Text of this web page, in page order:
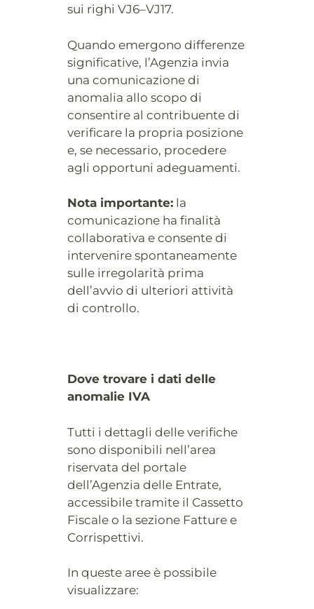
sui righi VJ6–VJ17.
Quando emergono differenze
significative, l’Agenzia invia
una comunicazione di
anomalia allo scopo di
consentire al contribuente di
verificare la propria posizione
e, se necessario, procedere
agli opportuni adeguamenti.
Nota importante:la
comunicazione ha finalità
collaborativa e consente di
intervenire spontaneamente
sulle irregolarità prima
dell’avvio di ulteriori attività
di controllo.
Dove trovare i dati delle
anomalie IVA
Tutti i dettagli delle verifiche
sono disponibili nell’area
riservata del portale
dell’Agenzia delle Entrate,
accessibile tramite il Cassetto
Fiscale o la sezione Fatture e
Corrispettivi.
In queste aree è possibile
visualizzare: